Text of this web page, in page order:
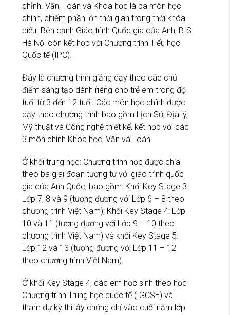
chỉnh. Văn, Toán và Khoa học là ba môn học
chính, chiếm phần lớn thời gian trong thời khóa
biểu. Bên cạnh Giáo trình Quốc gia của Anh, BIS
Hà Nội còn kết hợp với Chương trình Tiểu học
Quốc tế (IPC).
Đây là chương trình giảng dạy theo các chủ
điểm sáng tạo dành riêng cho trẻ em trong độ
tuổi từ 3 đến 12 tuổi. Các môn học chính được
dạy theo chương trình bao gồm Lịch Sử, Địa lý,
Mỹ thuật và Công nghệ thiết kế, kết hợp với các
3 môn chính Khoa học, Văn và Toán.
Ở khối trung học: Chương trình học được chia
theo ba giai đoạn tương tự với giáo trình quốc
gia của Anh Quốc, bao gồm: Khối Key Stage 3:
Lớp 7, 8 và 9 (tương đương với Lớp 6 – 8 theo
chương trình Việt Nam); Khối Key Stage 4: Lớp
10 và 11 (tương đương với Lớp 9 – 10 theo
chương trình Việt Nam) và khối Key Stage 5:
Lớp 12 và 13 (tương đương với Lớp 11 – 12
theo chương trình Việt Nam).
Ở khối Key Stage 4, các em học sinh theo học
Chương trình Trung học quốc tế (IGCSE) và
tham dự kỳ thi lấy chứng chỉ vào cuối năm lớp